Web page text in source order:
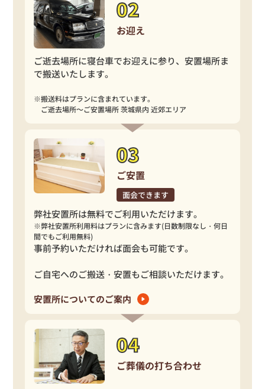
お迎え
ご逝去場所に寝台車でお迎えに参り、安置場所ま
で搬送いたします。
※搬送料はプランに含まれています。
ご逝去場所～ご安置場所 茨城県内 近郊エリア
ご安置
面会できます
弊社安置所は無料でご利用いただけます。
※弊社安置所利用料はプランに含みます(日数制限なし・何日
間でもご利用無料)
事前予約いただければ面会も可能です。
ご自宅へのご搬送・安置もご相談いただけます。
安置所についてのご案内
ご葬儀の打ち合わせ